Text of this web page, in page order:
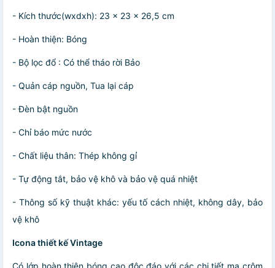
- Kích thước(wxdxh): 23 x 23 x 26,5 cm
- Hoàn thiện: Bóng
- Bộ lọc đổ : Có thể tháo rời Bảo
- Quản cáp nguồn, Tua lại cáp
- Đèn bật nguồn
- Chỉ báo mức nước
- Chất liệu thân: Thép không gỉ
- Tự động tắt, bảo vệ khô và bảo vệ quá nhiệt
- Thông số kỹ thuật khác: yếu tố cách nhiệt, không dây, bảo
vệ khô
Icona thiết kế Vintage
Có lớp hoàn thiện bóng cao độc đáo với các chi tiết mạ crôm